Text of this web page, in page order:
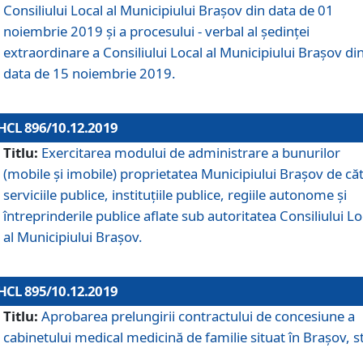
Consiliului Local al Municipiului Brașov din data de 01
noiembrie 2019 și a procesului - verbal al ședinței
extraordinare a Consiliului Local al Municipiului Brașov
data de 15 noiembrie 2019.
896/10.12.2019
Titlu: Exercitarea modului de administrare a bunurilor
(mobile și imobile) proprietatea Municipiului Brașov de
serviciile publice, instituțiile publice, regiile autonome și
întreprinderile publice aflate sub autoritatea Consiliului
al Municipiului Brașov.
895/10.12.2019
Titlu: Aprobarea prelungirii contractului de concesiune a
cabinetului medical medicină de familie situat în Braşov,